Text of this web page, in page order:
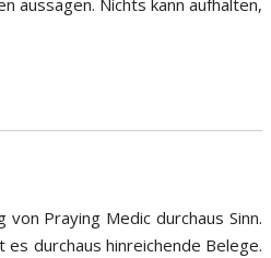
aussagen. Nichts kann aufhalten,
Praying Medic durchaus Sinn.
durchaus hinreichende Belege.